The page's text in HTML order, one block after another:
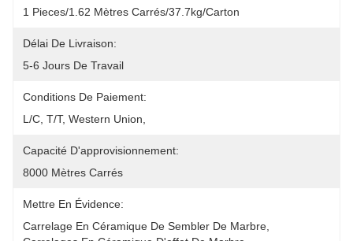
1 Pieces/1.62 Mètres Carrés/37.7kg/Carton
Délai De Livraison:
5-6 Jours De Travail
Conditions De Paiement:
L/C, T/T, Western Union,
Capacité D'approvisionnement:
8000 Mètres Carrés
Mettre En Évidence:
Carrelage En Céramique De Sembler De Marbre